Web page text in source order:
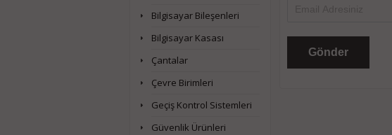
Bilgisayar Bileşenleri
Bilgisayar Kasası
Çantalar
Çevre Birimleri
Geçiş Kontrol Sistemleri
Güvenlik Ürünleri